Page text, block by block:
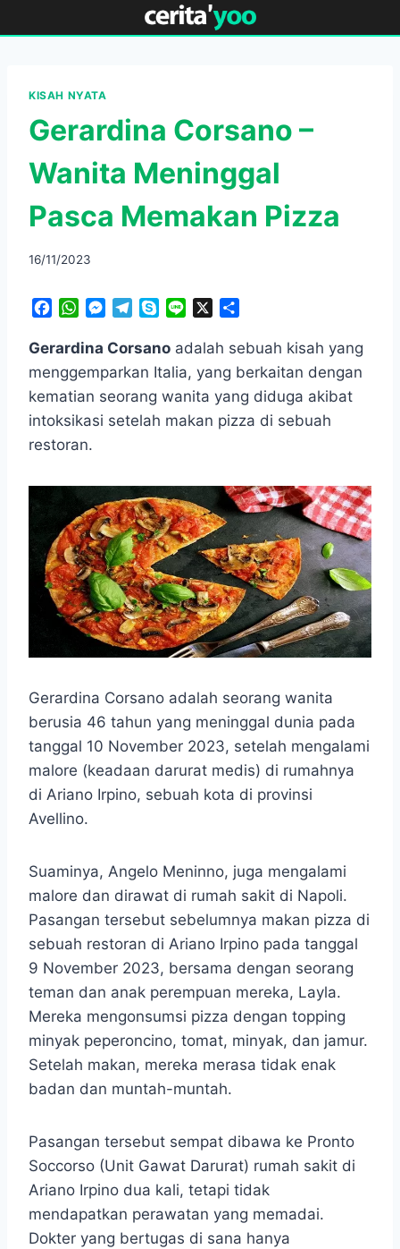
to
KISAH NYATA
Gerardina Corsano –
Wanita Meninggal
Pasca Memakan Pizza
16/11/2023
c
e
o
o
k
W
a
t
A
p
p
M
s
s
n
g
l
e
r
a
y
p
n
e
a
r
Gerardina Corsano adalah sebuah kisah yang
menggemparkan Italia, yang berkaitan dengan
kematian seorang wanita yang diduga akibat
intoksikasi setelah makan pizza di sebuah
restoran.
Gerardina Corsano adalah seorang wanita
berusia 46 tahun yang meninggal dunia pada
tanggal 10 November 2023, setelah mengalami
malore (keadaan darurat medis) di rumahnya
di Ariano Irpino, sebuah kota di provinsi
Avellino.
Suaminya, Angelo Meninno, juga mengalami
malore dan dirawat di rumah sakit di Napoli.
Pasangan tersebut sebelumnya makan pizza di
sebuah restoran di Ariano Irpino pada tanggal
9 November 2023, bersama dengan seorang
teman dan anak perempuan mereka, Layla.
Mereka mengonsumsi pizza dengan topping
minyak peperoncino, tomat, minyak, dan jamur.
Setelah makan, mereka merasa tidak enak
badan dan muntah-muntah.
Pasangan tersebut sempat dibawa ke Pronto
Soccorso (Unit Gawat Darurat) rumah sakit di
Ariano Irpino dua kali, tetapi tidak
mendapatkan perawatan yang memadai.
Dokter yang bertugas di sana hanya